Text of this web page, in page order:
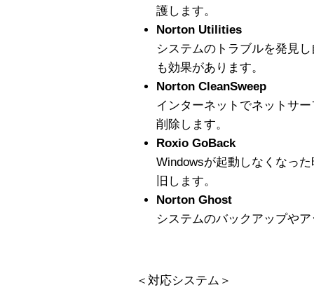
護します。
Norton Utilities
システムのトラブルを発見
も効果があります。
Norton CleanSweep
インターネットでネットサ
削除します。
Roxio GoBack
Windowsが起動しなくなっ
旧します。
Norton Ghost
システムのバックアップや
＜対応システム＞